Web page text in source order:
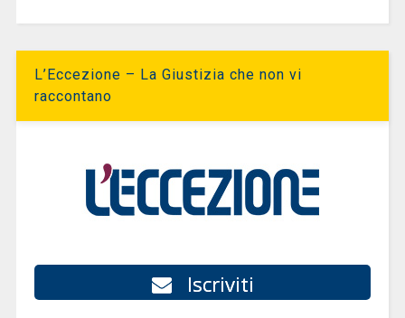
L’Eccezione – La Giustizia che non vi
raccontano
Iscriviti